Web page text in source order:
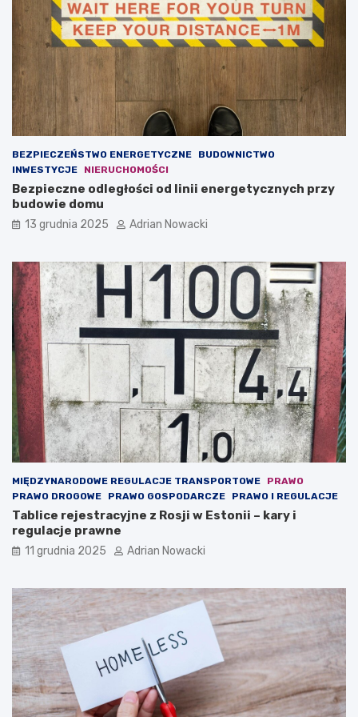
a
g
o
i
n
e
s
u
o
i
n
e
e
a
k
a
n
a
j
e
s
r
e
ś
ć
(
t
w
o
n
t
e
n
t
)
BEZPIECZEŃSTWO ENERGETYCZNE
BUDOWNICTWO
INWESTYCJE
NIERUCHOMOŚCI
Bezpieczne odległości od linii energetycznych przy
budowie domu
13 grudnia 2025 Adrian Nowacki
MIĘDZYNARODOWE REGULACJE TRANSPORTOWE
PRAWO
PRAWO DROGOWE
PRAWO GOSPODARCZE PRAWO I REGULACJE
Tablice rejestracyjne z Rosji w Estonii – kary i
regulacje prawne
11 grudnia 2025 Adrian Nowacki